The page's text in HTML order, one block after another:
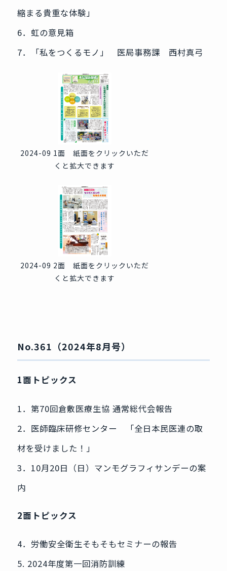
縮まる貴重な体験」
6．虹の意見箱
7．「私をつくるモノ」 医局事務課 西村真弓
2024-09 1面 紙面をクリックいただ
くと拡大できます
2024-09 2面 紙面をクリックいただ
くと拡大できます
No.361（2024年8月号）
1面トピックス
1．第70回倉敷医療生協 通常総代会報告
2．医師臨床研修センター 「全日本民医連の取
材を受けました！」
3．10月20日（日）マンモグラフィサンデーの案
内
2面トピックス
4．労働安全衛生そもそもセミナーの報告
5. 2024年度第一回消防訓練